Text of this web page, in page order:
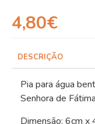
4,80€
DESCRIÇÃO
Pia para água
Senhora de
Dimensão: 6cm x